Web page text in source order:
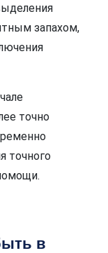
запахом,
точно
точного
в